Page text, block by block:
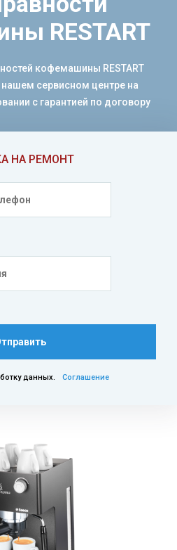
НА РЕМОНТ
данных. Соглашение
RESTART
кофемашины RESTART
сервисном центре на
с гарантией по договору